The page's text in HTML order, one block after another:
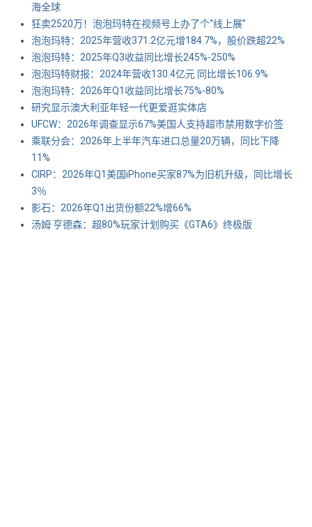
海全球
狂卖2520万！泡泡玛特在视频号上办了个“线上展”
泡泡玛特：2025年营收371.2亿元增184.7%，股价跌超22%
泡泡玛特：2025年Q3收益同比增长245%-250%
泡泡玛特财报：2024年营收130.4亿元 同比增长106.9%
泡泡玛特：2026年Q1收益同比增长75%-80%
研究显示澳大利亚年轻一代更爱逛实体店
UFCW：2026年调查显示67%美国人支持超市禁用数字价签
乘联分会：2026年上半年汽车进口总量20万辆，同比下降
11%
CIRP：2026年Q1美国iPhone买家87%为旧机升级，同比增长
3％
影石：2026年Q1出货份额22%增66%
汤姆·亨德森：超80%玩家计划购买《GTA6》终极版